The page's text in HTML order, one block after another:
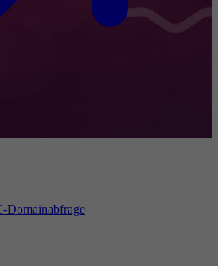
Domainabfrage